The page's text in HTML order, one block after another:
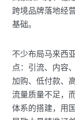
跨境品牌落地经
基础。
不少布局马来西
点：引流、内容
加购、低付款、
流量质量不足，
体系的搭建，用